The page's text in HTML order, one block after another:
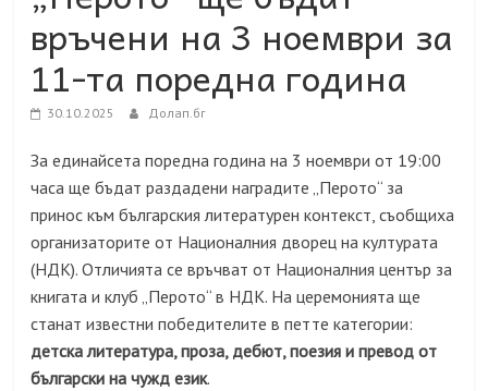
връчени на 3 ноември за
11-та поредна година
30.10.2025 Долап.бг
За единайсета поредна година на 3 ноември от 19:00
часа ще бъдат раздадени наградите „Перото“ за
принос към българския литературен контекст, съобщиха
организаторите от Националния дворец на културата
(НДК). Отличията се връчват от Националния център за
книгата и клуб „Перото“ в НДК. На церемонията ще
станат известни победителите в петте категории:
детска литература, проза, дебют, поезия и превод от
български на чужд език.